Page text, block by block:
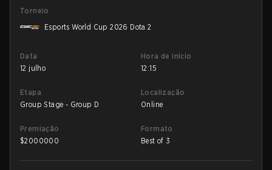
Torneio
Esports World Cup 2026 Dota 2
Data
12 julho
Hora de início
12:15
Etapa
Group Stage - Group D
Localização
Online
Premiação
$2000000
Formato
Best of 3